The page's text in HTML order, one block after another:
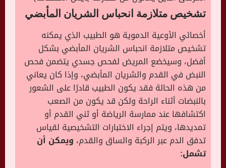
تشخيص متلازمة انحباس الشريان المأبضي
أخصائي الأوعية الدموية هو الطبيب الذي يمكنه
تشخيص متلازمة انحباس الشريان المأبضي بشكل
أفضل، وسيخضع المريض لفحص جسدي يتضمن فحص
النبض في القدم والشريان المأبضي، وإذا كان يعاني
من هذه الحالة فقد يكون الطبيب قادرًا على الشعور
بالنبضات أثناء الراحة ولكن قد يكون من الصعب
اكتشافها عند ممارسة الرياضة أو ثني القدم أو
تمديدها، ويتم إجراء الاختبارات التشخيصية لقياس
تدفق الدم عبر الركبة والساق والقدم، ويمكن أن
تشمل: